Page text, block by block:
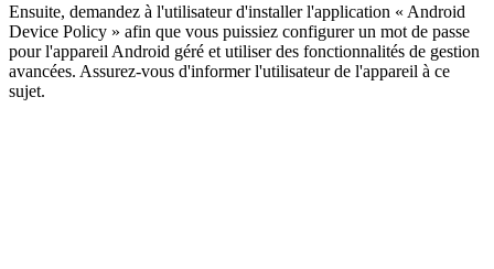
Ensuite, demandez à l'utilisateur d'installer l'application « Android
Device Policy » afin que vous puissiez configurer un mot de passe
pour l'appareil Android géré et utiliser des fonctionnalités de gestion
avancées. Assurez-vous d'informer l'utilisateur de l'appareil à ce
sujet.